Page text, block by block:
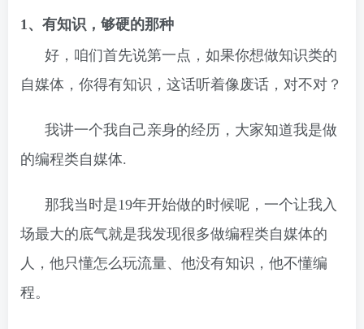
1、有知识，够硬的那种
好，咱们首先说第一点，如果你想做知识类的
自媒体，你得有知识，这话听着像废话，对不对？
我讲一个我自己亲身的经历，大家知道我是做
的编程类自媒体.
那我当时是19年开始做的时候呢，一个让我入
场最大的底气就是我发现很多做编程类自媒体的
人，他只懂怎么玩流量、他没有知识，他不懂编
程。